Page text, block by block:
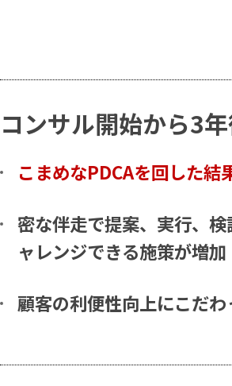
コンサル開始から3
こまめなPDCAを回した結
密な伴走で提案、実行、
ャレンジできる施策が増加
顧客の利便性向上にこだ